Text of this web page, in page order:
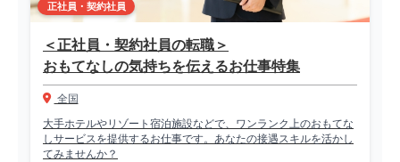
正社員・契約社員
＜正社員・契約社員の転職＞
おもてなしの気持ちを伝えるお仕事特集
全国
大手ホテルやリゾート宿泊施設などで、ワンランク上のおもてな
しサービスを提供するお仕事です。あなたの接遇スキルを活かし
てみませんか？